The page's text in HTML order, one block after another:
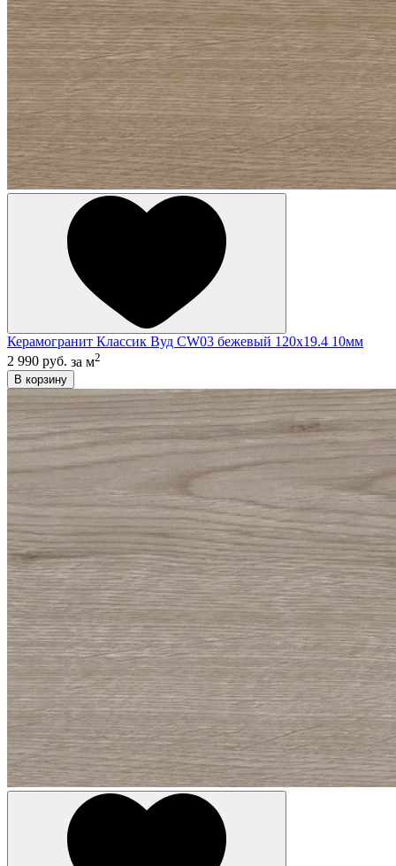
Керамогранит Классик Вуд CW03 бежевый 120x19.4 10мм
2 990 руб. за м2
В корзину